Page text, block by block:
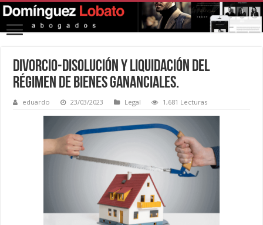
Divorcio-Disolución y liquidación del
régimen de bienes gananciales.
eduardo 23/03/2023 Legal 1,681 Lecturas